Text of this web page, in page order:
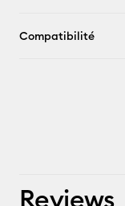
Compatibilité
Reviews